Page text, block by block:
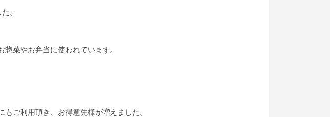
。
菜やお弁当に使われています。
ご利用頂き、お得意先様が増えました。